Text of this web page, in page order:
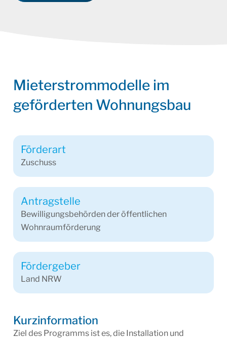
Mieterstrommodelle im
geförderten Wohnungsbau
Kurzinformation
Ziel des Programms ist es, die Installation und
Förderart
Zuschuss
Antragstelle
Bewilligungsbehörden der öffentlichen
Wohnraumförderung
Fördergeber
Land NRW